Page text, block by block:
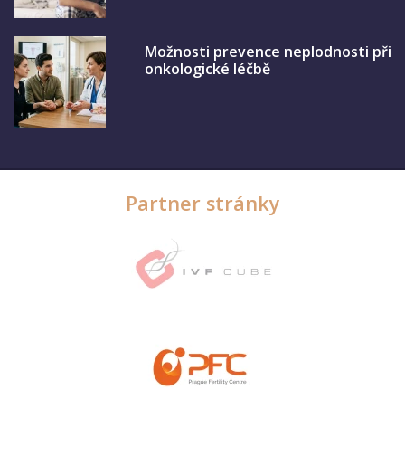
Možnosti prevence neplodnosti při
onkologické léčbě
Partner stránky